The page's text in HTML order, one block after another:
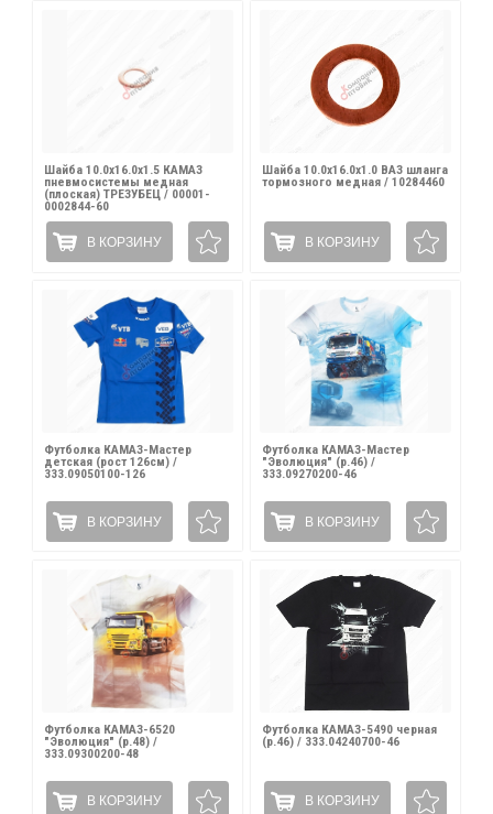
Шайба 10.0х16.0х1.5 КАМАЗ
пневмосистемы медная
(плоская) ТРЕЗУБЕЦ / 00001-
0002844-60
В КОРЗИНУ
Шайба 10.0х16.0х1.0 ВАЗ шланга
тормозного медная / 10284460
В КОРЗИНУ
Футболка КАМАЗ-Мастер
детская (рост 126см) /
333.09050100-126
В КОРЗИНУ
Футболка КАМАЗ-Мастер
"Эволюция" (р.46) /
333.09270200-46
В КОРЗИНУ
Футболка КАМАЗ-6520
"Эволюция" (р.48) /
333.09300200-48
В КОРЗИНУ
Футболка КАМАЗ-5490 черная
(р.46) / 333.04240700-46
В КОРЗИНУ